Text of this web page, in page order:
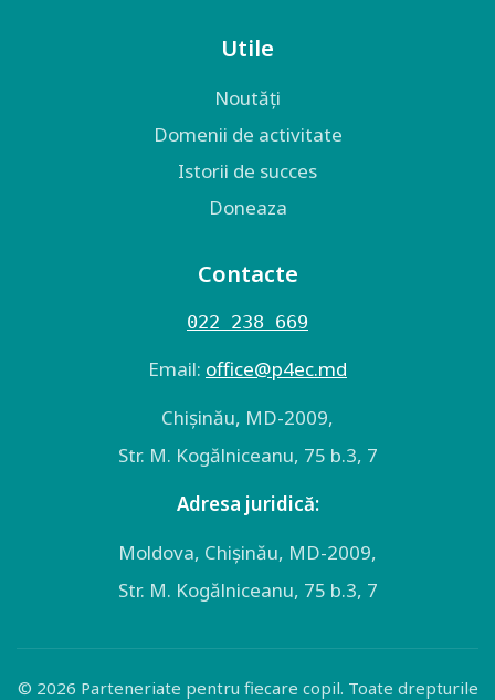
Utile
Noutăți
Domenii de activitate
Istorii de succes
Doneaza
Contacte
022 238 669
Email: оffice@p4ec.md
Chişinău, MD-2009,
Str. M. Kogălniceanu, 75 b.3, 7
Adresa juridică:
Moldova, Chişinău, MD-2009,
Str. M. Kogălniceanu, 75 b.3, 7
© 2026 Parteneriate pentru fiecare copil. Toate drepturile